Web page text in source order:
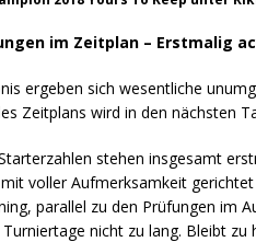
im Zeitplan – Erstmalig
ergeben sich wesentliche
Zeitplans wird in den nächsten
stehen insgesamt
voller Aufmerksamkeit
parallel zu den Prüfungen im
nicht zu lang. Bleibt